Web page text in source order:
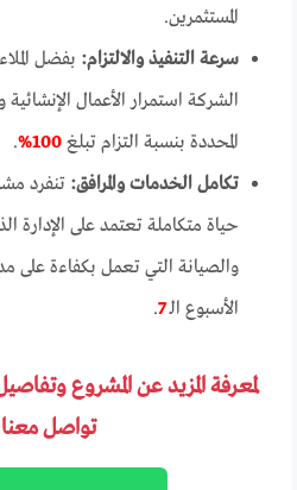
المستثمرين.
سرعة التنفيذ والالتزام: بفضل
الشركة استمرار الأعمال
المحددة بنسبة التزام تبلغ100%
.
تكامل الخدمات والمرافق: تنفرد
حياة متكاملة تعتمد على الإدارة
والصيانة التي تعمل بكفاءة على
الأسبوع الـ7
.
لمعرفة المزيد عن المشروع
تواصل معنا